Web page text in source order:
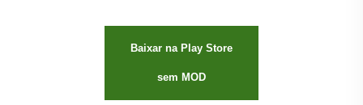
Baixar na Play Store
sem MOD